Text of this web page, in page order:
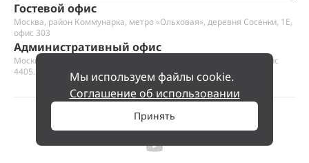
Мы используем файлы cookie.
Соглашение об использовании
Принять
85 000 000 ₽
№ 2539
Гостевой офис
Москва, район Коммунарка, метро «Ольховая», деревня Сосенки, 1Е,
офис 303
Административный офис
Москва, Пресненская набережная 12, Москва-сити, этаж 44, офис
4405.1
ООО «Проект Хаус».Позвольте найти ваш дом.